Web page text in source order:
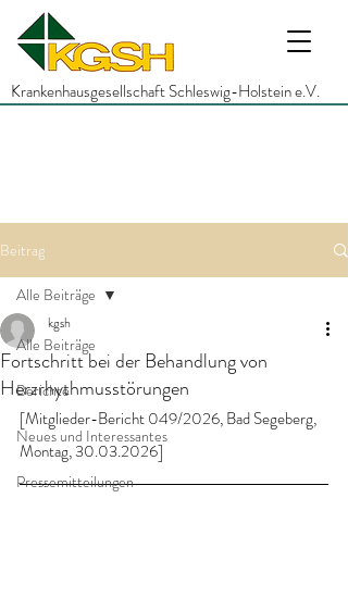
Krankenhausgesellschaft Schleswig-Holstein e.V.
Beitrag
Alle Beiträge
Berichte
Neues und Interessantes
Pressemitteilungen
Alle Beiträge
Fortschritt bei der Behandlung von
Herzrhythmusstörungen
kgsh
[Mitglieder-Bericht 049/2026, Bad Segeberg,
Montag, 30.03.2026]